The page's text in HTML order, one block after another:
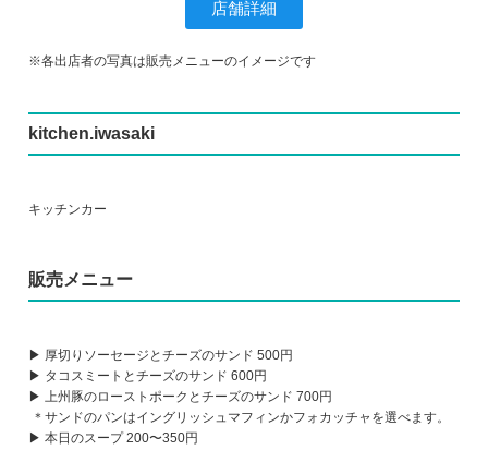
店舗詳細
※各出店者の写真は販売メニューのイメージです
kitchen.iwasaki
キッチンカー
販売メニュー
▶ 厚切りソーセージとチーズのサンド 500円
▶ タコスミートとチーズのサンド 600円
▶ 上州豚のローストポークとチーズのサンド 700円
＊サンドのパンはイングリッシュマフィンかフォカッチャを選べます。
▶ 本日のスープ 200〜350円